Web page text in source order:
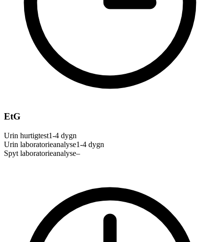
EtG
Urin hurtigtest1-4 dygn
Urin laboratorieanalyse1-4 dygn
Spyt laboratorieanalyse–